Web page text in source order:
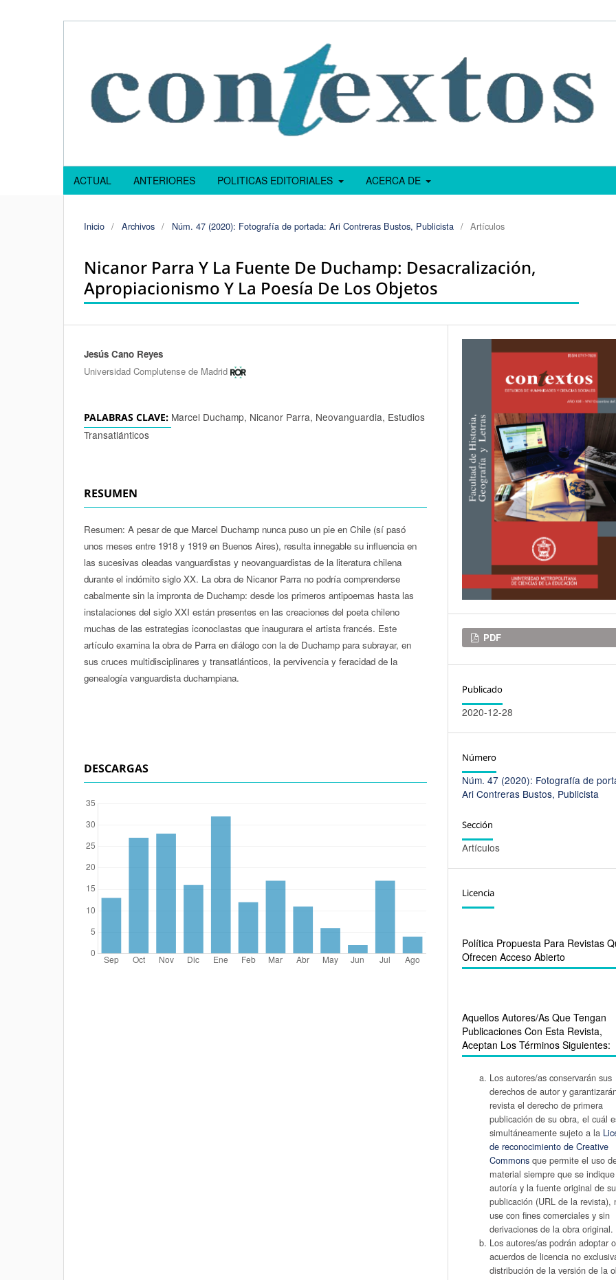
ACTUAL ANTERIORES POLITICAS EDITORIALES ACERCA DE
Inicio / Archivos / Núm. 47 (2020): Fotografía de portada: Ari Contreras Bustos, Publicista / Artículos
Nicanor Parra Y La Fuente De Duchamp: Desacralización,
Apropiacionismo Y La Poesía De Los Objetos
Autores/as
Jesús Cano Reyes
Universidad Complutense de Madrid
PALABRAS CLAVE: Marcel Duchamp, Nicanor Parra, Neovanguardia, Estudios
Transatlánticos
RESUMEN
Resumen: A pesar de que Marcel Duchamp nunca puso un pie en Chile (sí pasó
unos meses entre 1918 y 1919 en Buenos Aires), resulta innegable su influencia en
las sucesivas oleadas vanguardistas y neovanguardistas de la literatura chilena
durante el indómito siglo XX. La obra de Nicanor Parra no podría comprenderse
cabalmente sin la impronta de Duchamp: desde los primeros antipoemas hasta las
instalaciones del siglo XXI están presentes en las creaciones del poeta chileno
muchas de las estrategias iconoclastas que inaugurara el artista francés. Este
artículo examina la obra de Parra en diálogo con la de Duchamp para subrayar, en
sus cruces multidisciplinares y transatlánticos, la pervivencia y feracidad de la
genealogía vanguardista duchampiana.
DESCARGAS
Descargas
PDF
Publicado
2020-12-28
Número
Núm. 47 (2020): Fotografía de
Ari Contreras Bustos, Publicista
Sección
Artículos
Licencia
Política Propuesta Para Revistas
Ofrecen Acceso Abierto
Aquellos Autores/as Que Tengan
Publicaciones Con Esta Revista,
Aceptan Los Términos Siguientes:
Los autores/as conservarán sus
derechos de autor y
revista el derecho de primera
publicación de su obra, el cuál
simultáneamente sujeto a la
de reconocimiento de Creative
Commons que permite el uso
material siempre que se
autoría y la fuente original de su
publicación (URL de la revista),
use con fines comerciales y sin
derivaciones de la obra original.
Los autores/as podrán adoptar
acuerdos de licencia no
distribución de la versión de la